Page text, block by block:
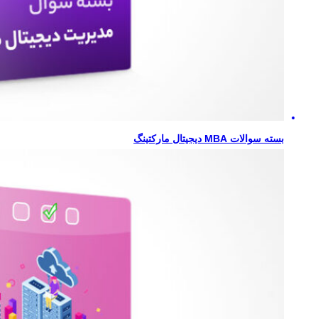
بسته سوالات MBA دیجیتال مارکتینگ